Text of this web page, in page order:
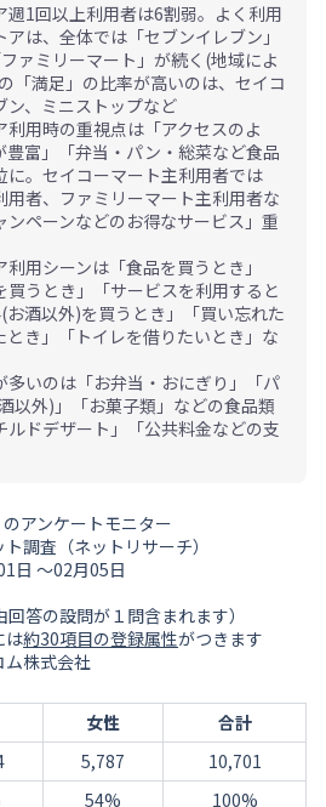
1回以上利用者は6割弱。よく利用
は、全体では「セブンイレブン」
ァミリーマート」が続く(地域によ
「満足」の比率が高いのは、セイコ
ン、ミニストップなど
用時の重視点は「アクセスのよ
豊富」「弁当・パン・総菜など食品
に。セイコーマート主利用者では
用者、ファミリーマート主利用者な
ンペーンなどのお得なサービス」重
用シーンは「食品を買うとき」
買うとき」「サービスを利用すると
酒以外)を買うとき」「買い忘れた
とき」「トイレを借りたいとき」な
いのは「お弁当・おにぎり」「パ
以外)」「お菓子類」などの食品類
ルドデザート」「公共料金などの支
のアンケートモニター
調査（ネットリサーチ）
日 ～02月05日
答の設問が１問含まれます）
は約30項目の登録属性がつきます
ム株式会社
女性
合計
5,787
10,701
54% 100%